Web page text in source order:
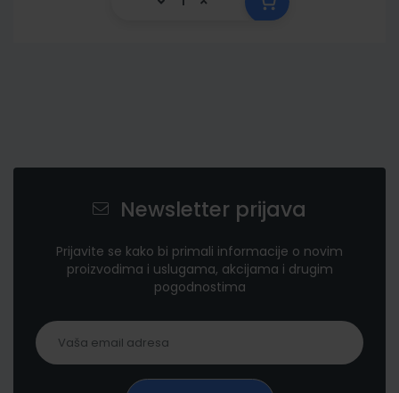
Newsletter prijava
Prijavite se kako bi primali informacije o novim
proizvodima i uslugama, akcijama i drugim
pogodnostima